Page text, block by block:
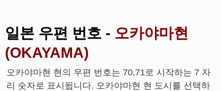
일본 우편 번호 - 오카야마현
(OKAYAMA)
오카야마현 현의 우편 번호는 70,71로 시작하는 7 자
리 숫자로 표시됩니다. 오카야마현 현 도시를 선택하